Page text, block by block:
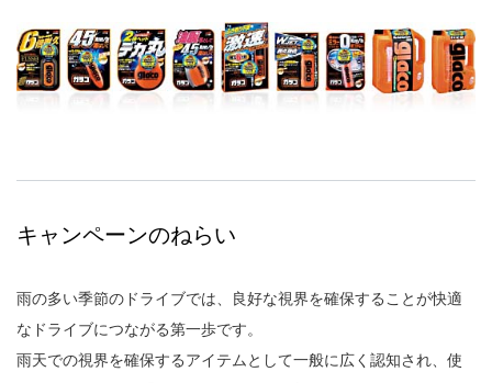
キャンペーンのねらい
雨の多い季節のドライブでは、良好な視界を確保することが快適
なドライブにつながる第一歩です。
雨天での視界を確保するアイテムとして一般に広く認知され、使